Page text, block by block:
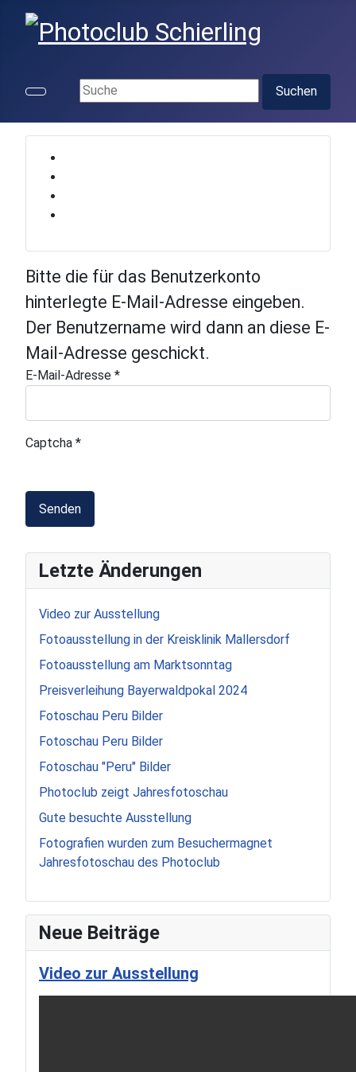
Suchen ...
Suchen
Bitte die für das Benutzerkonto
hinterlegte E-Mail-Adresse eingeben.
Der Benutzername wird dann an diese E-
Mail-Adresse geschickt.
E-Mail-Adresse *
Captcha *
Senden
Letzte Änderungen
Video zur Ausstellung
Fotoausstellung in der Kreisklinik Mallersdorf
Fotoausstellung am Marktsonntag
Preisverleihung Bayerwaldpokal 2024
Fotoschau Peru Bilder
Fotoschau Peru Bilder
Fotoschau "Peru" Bilder
Photoclub zeigt Jahresfotoschau
Gute besuchte Ausstellung
Fotografien wurden zum Besuchermagnet
Jahresfotoschau des Photoclub
Neue Beiträge
Video zur Ausstellung